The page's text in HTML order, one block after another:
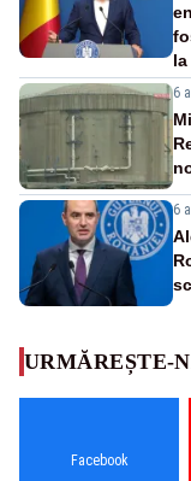
6
6
URMĂREȘTE-
Facebook